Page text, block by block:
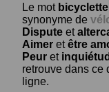
Le mot bicyclette
synonyme de
Dispute et
Aimer etêtre
Peur et
retrouve dans ce
ligne.